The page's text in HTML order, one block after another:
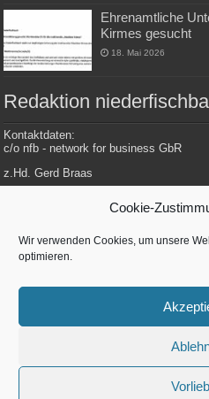
Cookie-
Wir verwenden Cookies, um unsere
optimieren.
Ehrenamtliche
Kirmes gesucht
18. Mai 2026
Redaktion
Kontaktdaten:
c/o nfb - network for business GbR
z.Hd. Gerd Braas
Tel.: 0 27 34 / 479 112
nfb - network for business
57572